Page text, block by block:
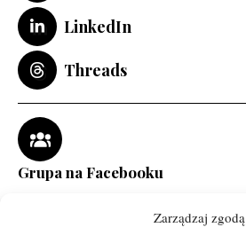
Zarządzaj zgodą
LinkedIn
Threads
Grupa na Facebooku